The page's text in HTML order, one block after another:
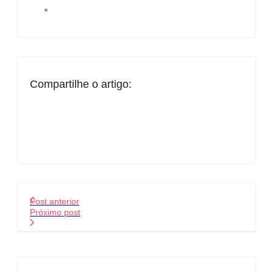
Compartilhe o artigo:
Post anterior
Próximo post